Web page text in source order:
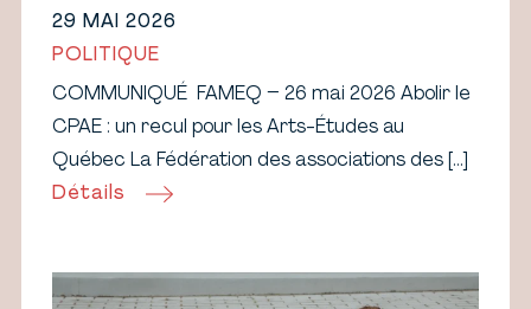
29 MAI 2026
POLITIQUE
COMMUNIQUÉ FAMEQ – 26 mai 2026 Abolir le
CPAE : un recul pour les Arts-Études au
Québec La Fédération des associations des […]
Détails